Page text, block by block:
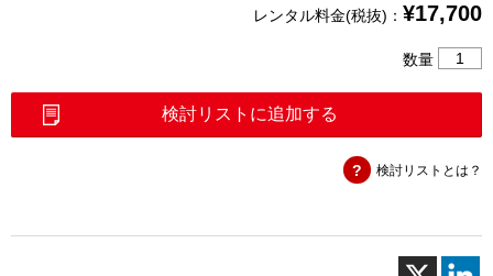
レンタル料金(税抜)： ¥17,700
数量
ム
V2）
個
検討リストに追加する
検討リストとは？